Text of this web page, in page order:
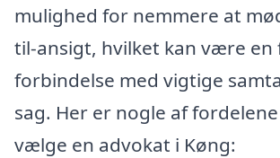
mulighed for nemmere at
til-ansigt, hvilket kan være en
forbindelse med vigtige
sag. Her er nogle af
vælge en advokat i Køng: